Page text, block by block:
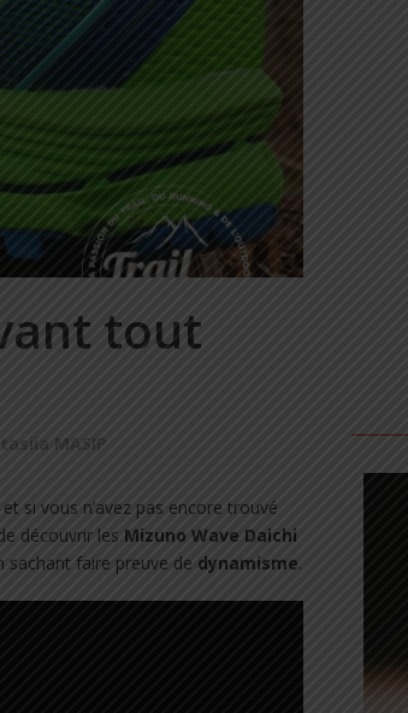
tout
MASIP
et si vous n’avez pas encore trouvé
découvrir les Mizuno Wave Daichi
sachant faire preuve de dynamisme.